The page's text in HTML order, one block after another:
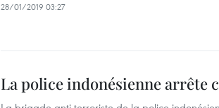
28/01/2019 03:27
La police indonésienne arrête